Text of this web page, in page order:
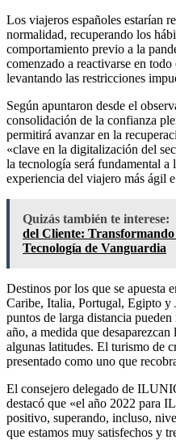
Los viajeros españoles estarían
normalidad, recuperando los
comportamiento previo a la
comenzado a reactivarse en
levantando las restricciones
Según apuntaron desde el
consolidación de la confianza
permitirá avanzar en la
«clave en la digitalización del
la tecnología será fundamental a
experiencia del viajero más ágil
Quizás también te interese:
del Cliente:
Tecnología de Vanguardia
Destinos por los que se apuesta
Caribe, Italia, Portugal, Egipto y
puntos de larga distancia
año, a medida que
algunas latitudes. El turismo de
presentado como uno que
El consejero delegado de
destacó que «el año 2022 para
positivo, superando, incluso,
que estamos muy satisfechos y